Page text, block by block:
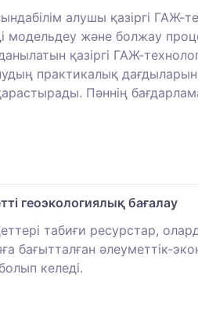
алушы қазіргі
модельдеу және болжау
қазіргі ГАЖ-
практикалық
Пәннің
геоэкологиялық бағалау
табиғи ресурстар,
бағытталған әлеуметтік-
келеді.